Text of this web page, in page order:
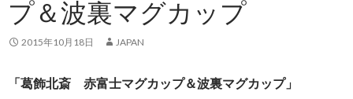
プ＆波裏マグカップ
2015年10月18日 JAPAN
「葛飾北斎 赤富士マグカップ＆波裏マグカップ」